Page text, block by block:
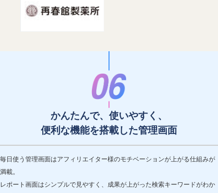
かんたんで、使いやすく、
便利な機能を搭載した管理画面
毎日使う管理画面はアフィリエイター様のモチベーションが上がる仕組みが
満載。
レポート画面はシンプルで見やすく、成果が上がった検索キーワードがわか